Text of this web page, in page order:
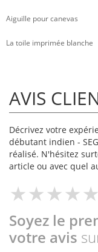
Aiguille pour canevas
La toile imprimée blanche
AVIS
Décrivez votre
débutant indien -
réalisé. N'hésitez
article ou avec quel
Soyez le
votre avis